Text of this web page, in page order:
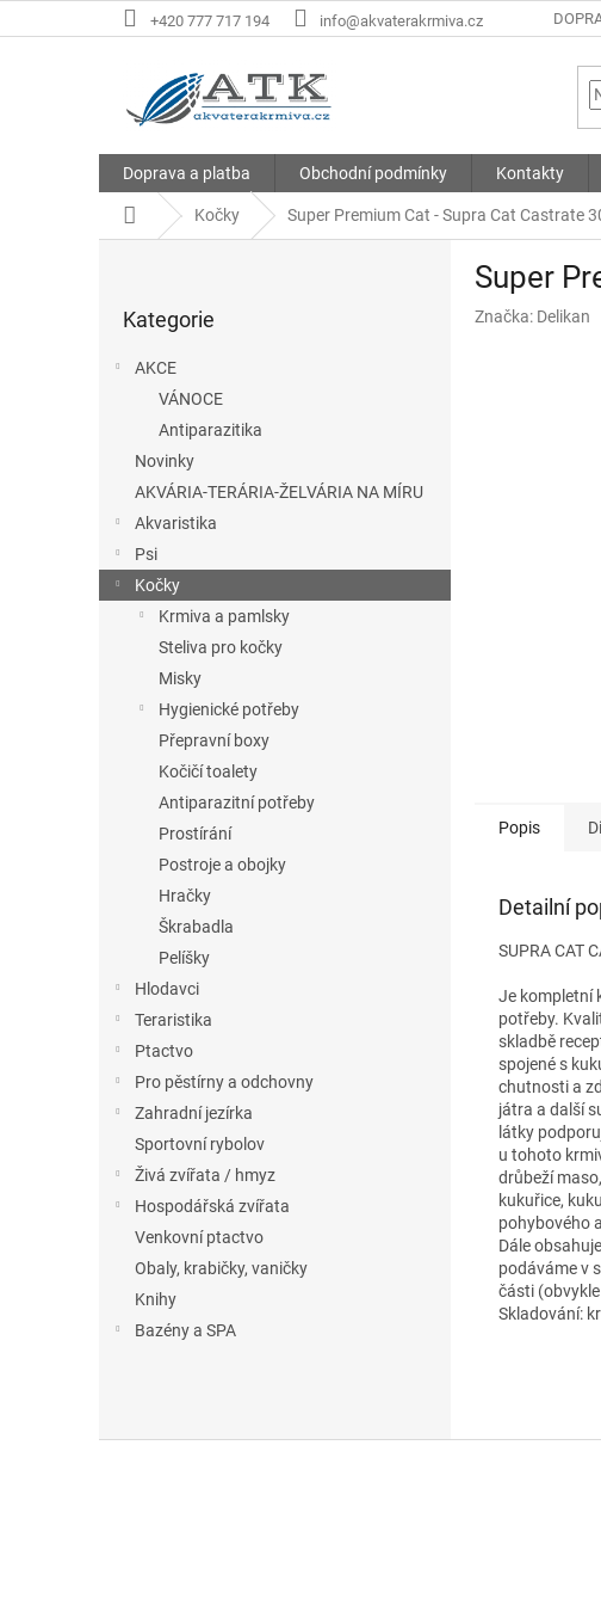
na
+420 777 717 194 info@akvaterakrmiva.cz
Doprava a platba Obchodní podmínky Kontakty
Domů Kočky Super Premium Cat - Supra Cat Castrate
e
l
kategorie
Kategorie
AKCE
VÁNOCE
Antiparazitika
Novinky
AKVÁRIA-TERÁRIA-ŽELVÁRIA NA MÍRU
Akvaristika
Psi
Kočky
Krmiva a pamlsky
Steliva pro kočky
Misky
Hygienické potřeby
Přepravní boxy
Kočičí toalety
Antiparazitní potřeby
Prostírání
Postroje a obojky
Hračky
Škrabadla
Pelíšky
Hlodavci
Teraristika
Ptactvo
Pro pěstírny a odchovny
Zahradní jezírka
Sportovní rybolov
Živá zvířata / hmyz
Hospodářská zvířata
Venkovní ptactvo
Obaly, krabičky, vaničky
Knihy
Bazény a SPA
Super
Značka: Delikan
Popis
Detailní
SUPRA CAT
Je kompletní
potřeby.
skladbě
spojené s
chutnosti a
játra a další
látky
u tohoto
drůbeží
kukuřice,
pohybového
Dále
podáváme v
části
Skladování: